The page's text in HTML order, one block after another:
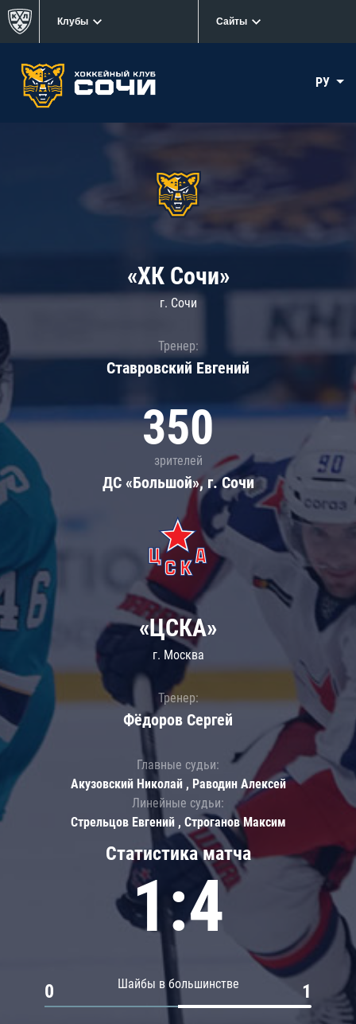
Клубы Сайты
РУ
«ХК Сочи»
г. Сочи
Тренер:
Ставровский Евгений
350
зрителей
ДС «Большой», г. Сочи
Статистика матча
1:4
Шайбы в большинстве
0 1
«ЦСКА»
г. Москва
Тренер:
Фёдоров Сергей
Главные судьи:
Акузовский Николай , Раводин Алексей
Линейные судьи:
Стрельцов Евгений , Строганов Максим